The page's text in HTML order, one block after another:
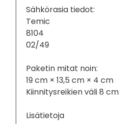
Sähkörasia tiedot:
Temic
8104
02/49
Paketin mitat noin:
19 cm × 13,5 cm × 4 cm
Kiinnitysreikien väli 8 cm
Lisätietoja